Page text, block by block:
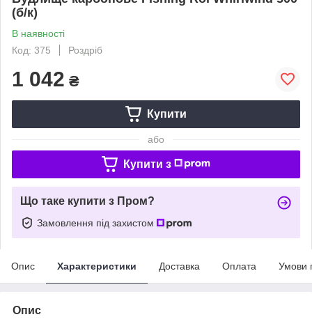
(б/к)
В наявності
Код: 375
Роздріб
1 042 ₴
Купити
або
Купити з
Що таке купити з Пром?
Замовлення під захистом
Опис Характеристики Доставка Оплата Умови
Опис